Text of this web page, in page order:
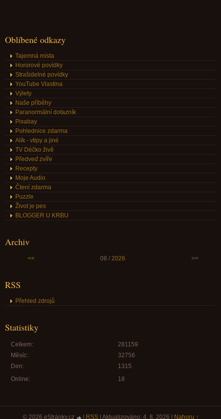
Oblíbené odkazy
Tajemná místa
Hororové povídky
Strašidelné povídky
YouTube Vlastina
Výlety
Naše příběhy
Paranormální dotazník
Pixabay
Pohlednice zdarma
Alík - vtipy a jiné
TV Déčko živě
Předveď zvíře
Recepty
Moje Audio
Čtení zdarma
Puzzle
Život je pes
BLOGGER U KRBU
Archiv
<< 08 / 2026 >>
RSS
Přehled zdrojů
Statistiky
Online: 18
Celkem:
281159
Měsíc:
32756
Den:
1315
© 2026 eStránky.cz RSS| Aktualizováno: 4. 8. 2026 Nahoru ↑